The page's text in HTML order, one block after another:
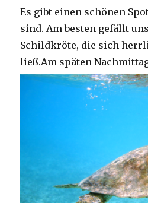
Es gibt einen schönen
sind. Am besten gefällt
Schildkröte, die sich
ließ.Am späten